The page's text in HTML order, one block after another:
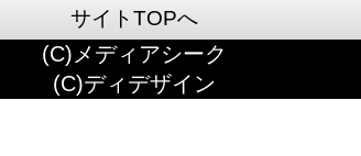
サイトTOPへ
(C)メディアシーク
(C)ディデザイン